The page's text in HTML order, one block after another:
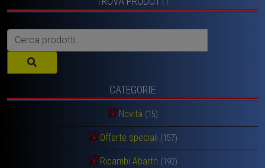
Cerca:
CATEGORIE
Novità (15)
Offerte speciali (157)
Ricambi Abarth (192)